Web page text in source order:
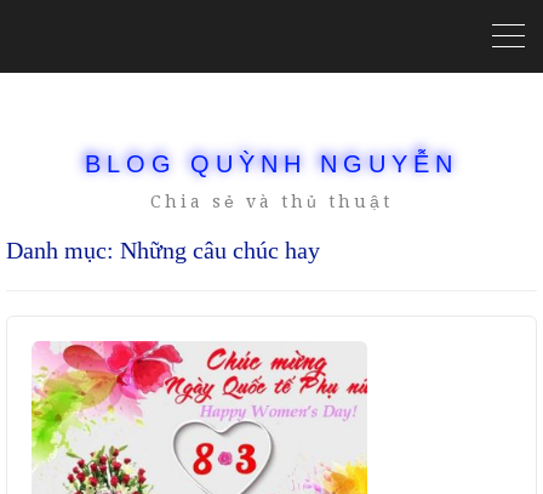
BLOG QUỲNH NGUYỄN
Chia sẻ và thủ thuật
Danh mục: Những câu chúc hay